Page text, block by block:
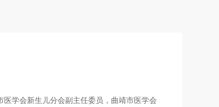
学会新生儿分会副主任委员，曲靖市医学会